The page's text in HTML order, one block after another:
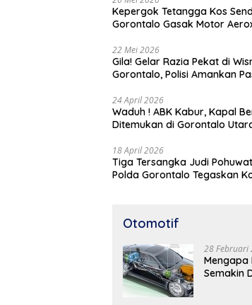
Kepergok Tetangga Kos
Gorontalo Gasak Motor
22 Mei 2026
Gila! Gelar Razia Pekat di
Gorontalo, Polisi Amankan
24 April 2026
Waduh ! ABK Kabur, Kapal
Ditemukan di Gorontalo
18 April 2026
Tiga Tersangka Judi
Polda Gorontalo Tegaskan
Otomotif
28 Februari
Mengapa
Semakin